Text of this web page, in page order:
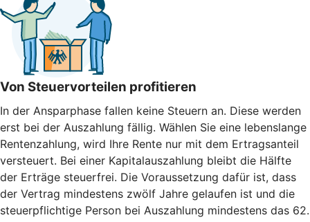
Von Steuervorteilen profitieren
In der Ansparphase fallen keine Steuern an. Diese werden
erst bei der Auszahlung fällig. Wählen Sie eine lebenslange
Rentenzahlung, wird Ihre Rente nur mit dem Ertragsanteil
versteuert. Bei einer Kapitalauszahlung bleibt die Hälfte
der Erträge steuerfrei. Die Voraussetzung dafür ist, dass
der Vertrag mindestens zwölf Jahre gelaufen ist und die
steuerpflichtige Person bei Auszahlung mindestens das 62.